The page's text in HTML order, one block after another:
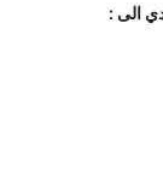
الى :